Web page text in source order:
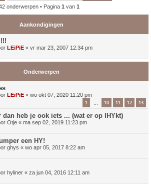
onderwerpen • Pagina 1 van 1
Aankondigingen
LEiPiE « vr mar 23, 2007 12:34 pm
Onderwerpen
LEiPiE « wo okt 07, 2020 11:20 pm
1 10 11 12 13
dan heb je ook iets ... (wat er op lHYkt)
Otje « ma sep 02, 2019 11:23 pm
een HY!
ghys « wo apr 05, 2017 8:22 am
hyliner « za jun 04, 2016 12:11 am